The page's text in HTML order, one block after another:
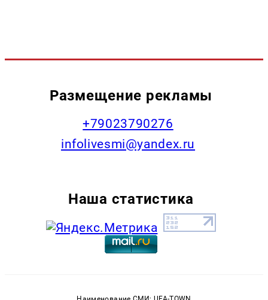
Размещение рекламы
+79023790276
infolivesmi@yandex.ru
Наша статистика